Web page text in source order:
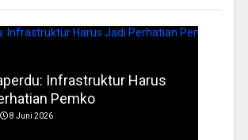
Musim Kemarau, DPRD Dorong
Pengelolaan Sampah yang Aman
Garen 6 Juni 2026